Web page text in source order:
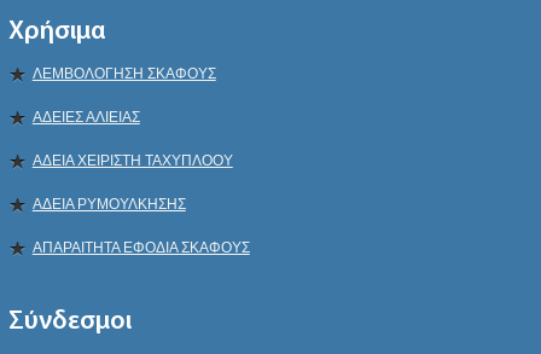
Χρήσιμα
ΛΕΜΒΟΛΟΓΗΣΗ ΣΚΑΦΟΥΣ
ΑΔΕΙΕΣ ΑΛΙΕΙΑΣ
ΑΔΕΙΑ ΧΕΙΡΙΣΤΗ ΤΑΧΥΠΛΟΟΥ
ΑΔΕΙΑ ΡΥΜΟΥΛΚΗΣΗΣ
ΑΠΑΡΑΙΤΗΤΑ ΕΦΟΔΙΑ ΣΚΑΦΟΥΣ
Σύνδεσμοι